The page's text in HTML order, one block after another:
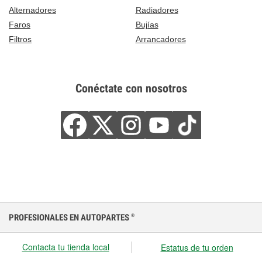
Alternadores
Radiadores
Faros
Bujías
Filtros
Arrancadores
Conéctate con nosotros
PROFESIONALES EN AUTOPARTES ®
Contacta tu tienda local Estatus de tu orden